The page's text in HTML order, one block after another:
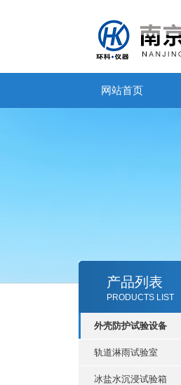
网站首页
产品列表
PRODUCTS LIST
外壳防护试验设备
轨道淋雨试验室
冰盐水沉浸试验箱